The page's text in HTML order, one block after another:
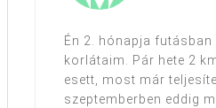
Én 2. hónapja futásban
korlátaim. Pár hete 2
esett, most már
szeptemberben eddig